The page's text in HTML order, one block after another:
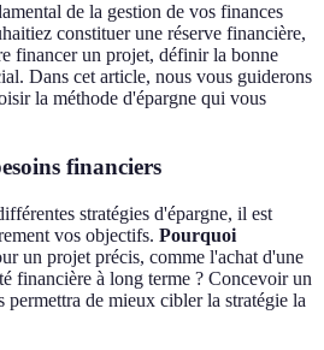
de la gestion de vos finances
constituer une réserve financière,
financer un projet, définir la bonne
Dans cet article, nous vous guiderons
la méthode d'épargne qui vous
financiers
stratégies d'épargne, il est
vos objectifs. Pourquoi
un projet précis, comme l'achat d'une
financière à long terme ? Concevoir un
permettra de mieux cibler la stratégie la